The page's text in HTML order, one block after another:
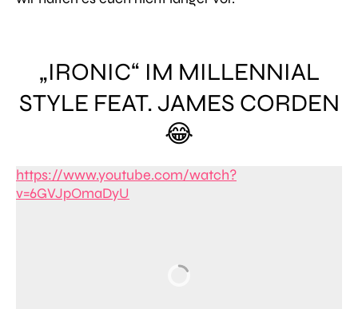
„IRONIC“ IM MILLENNIAL
STYLE FEAT. JAMES CORDEN
😂
https://www.youtube.com/watch?
v=6GVJpOmaDyU